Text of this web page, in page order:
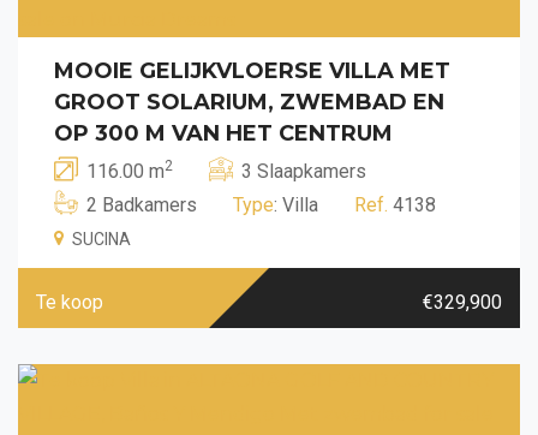
MOOIE GELIJKVLOERSE VILLA MET
GROOT SOLARIUM, ZWEMBAD EN
OP 300 M VAN HET CENTRUM
116.00 m2
3 Slaapkamers
2 Badkamers
Type: Villa Ref. 4138
SUCINA
Te koop €329,900